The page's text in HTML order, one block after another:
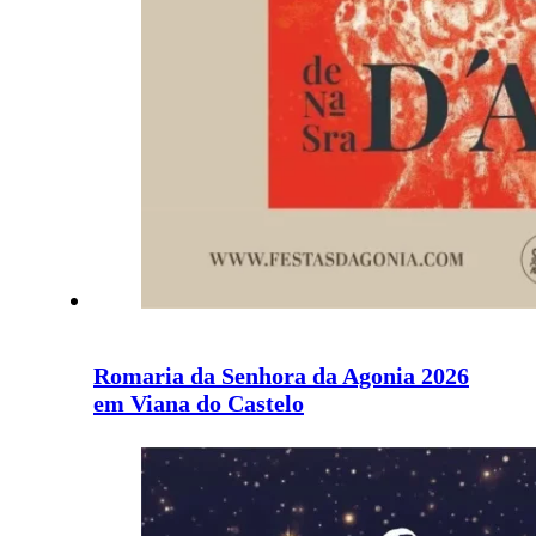
Romaria da Senhora da Agonia 2026
em Viana do Castelo